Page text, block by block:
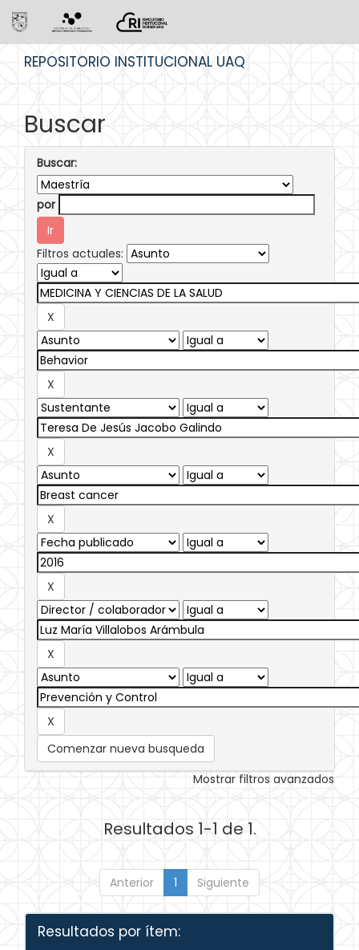
REPOSITORIO INSTITUCIONAL UAQ
Buscar
Buscar:
por
Filtros actuales:
Comenzar nueva busqueda
Mostrar filtros avanzados
Resultados 1-1 de 1.
Anterior 1 Siguiente
Resultados por ítem: